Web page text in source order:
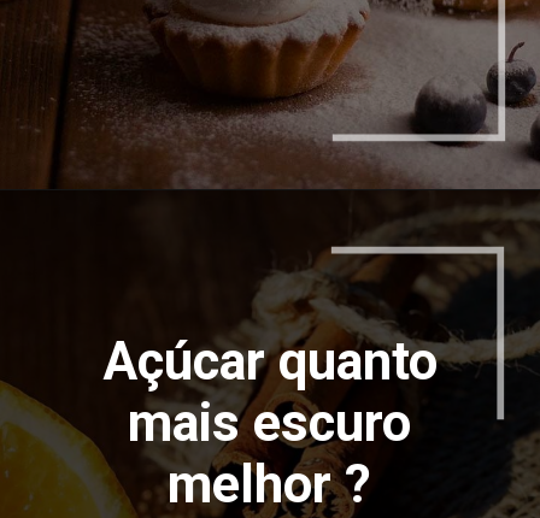
Açúcar quanto
mais escuro
melhor ?